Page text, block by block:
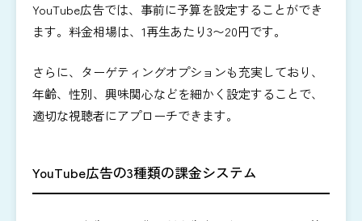
YouTube広告では、事前に予算を設定することができ
ます。料金相場は、1再生あたり3〜20円です。
さらに、ターゲティングオプションも充実しており、
年齢、性別、興味関心などを細かく設定することで、
適切な視聴者にアプローチできます。
YouTube広告の3種類の課金システム